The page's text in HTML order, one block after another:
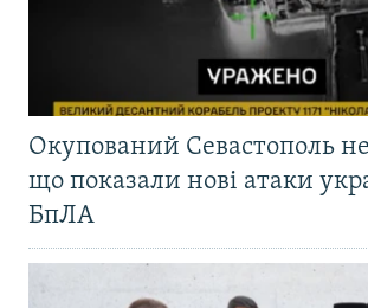
Окупований Севастополь
що показали нові атаки
БпЛА